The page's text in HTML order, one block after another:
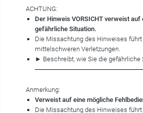
ACHTUNG:
Der Hinweis VORSICHT verweist
gefährliche Situation.
Die Missachtung des Hinweises führt
mittelschweren Verletzungen.
► Beschreibt, wie Sie die gefährliche
Anmerkung:
Verweist auf eine mögliche
Die Missachtung des Hinweises